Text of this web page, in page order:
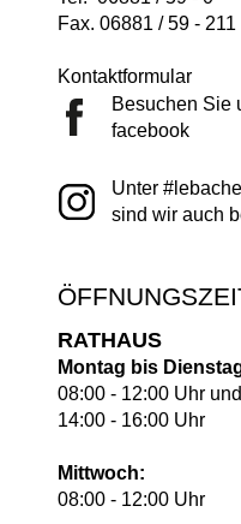
Fax. 06881 / 59 - 211
Kontaktformular
Besuchen Sie
facebook
Unter
sind wir auch
RATHAUS
Montag bis
08:00 - 12:00 Uhr und
14:00 - 16:00 Uhr
Mittwoch:
08:00 - 12:00 Uhr